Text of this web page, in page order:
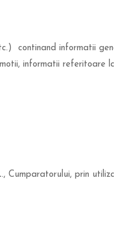
continand informatii
informatii referitoare
Cumparatorului, prin